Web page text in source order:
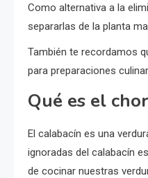
Como alternativa a la
separarlas de la planta
También te recordamos
para preparaciones
Qué es el
El calabacín es una
ignoradas del calabacín
de cocinar nuestras